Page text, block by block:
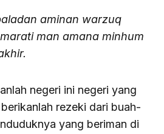
aminan warzuq
man amana minhum
negeri ini negeri yang
rezeki dari buah-
yang beriman di